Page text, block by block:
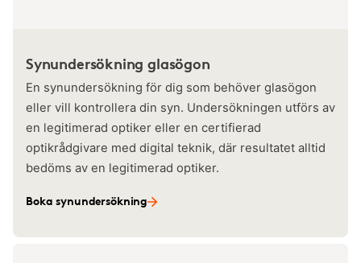
Synundersökning glasögon
En synundersökning för dig som behöver glasögon
eller vill kontrollera din syn. Undersökningen utförs av
en legitimerad optiker eller en certifierad
optikrådgivare med digital teknik, där resultatet alltid
bedöms av en legitimerad optiker.
Boka synundersökning